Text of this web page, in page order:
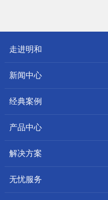
走进明和
新闻中心
经典案例
产品中心
解决方案
无忧服务